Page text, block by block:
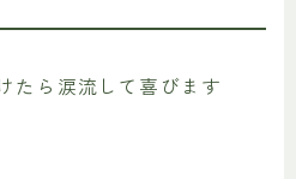
たら涙流して喜びます